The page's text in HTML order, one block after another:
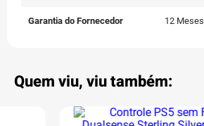
Garantia do Fornecedor 12 Meses
Quem viu, viu também: